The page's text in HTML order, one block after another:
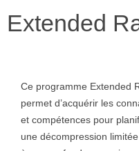
Extended
Ce programme Extended
permet d’acquérir les
et compétences pour
une décompression